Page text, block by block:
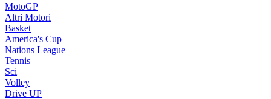
MotoGP
Altri Motori
Basket
America's Cup
Nations League
Tennis
Sci
Volley
Drive UP